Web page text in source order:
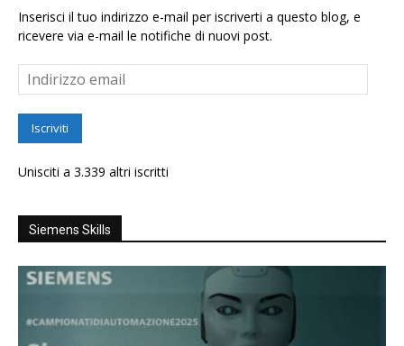
Inserisci il tuo indirizzo e-mail per iscriverti a questo blog, e
ricevere via e-mail le notifiche di nuovi post.
Indirizzo
email
Iscriviti
Unisciti a 3.339 altri iscritti
Siemens Skills